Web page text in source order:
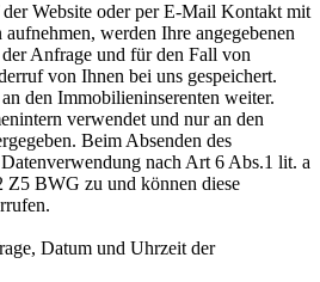
Website oder per E-Mail Kontakt mit
werden Ihre angegebenen
Anfrage und für den Fall von
von Ihnen bei uns gespeichert.
den Immobilieninserenten weiter.
verwendet und nur an den
Beim Absenden des
nach Art 6 Abs.1 lit. a
BWG zu und können diese
Datum und Uhrzeit der